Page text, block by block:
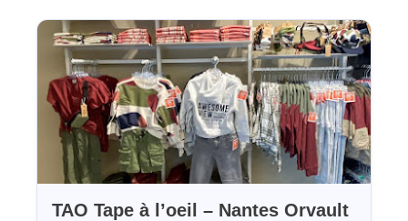
TAO Tape à l’oeil – Nantes Orvault